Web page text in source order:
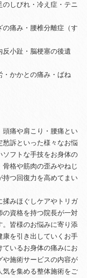
しびれ・冷え症・テニ
痛み・腰椎分離症（す
小趾・脳梗塞の後遺
かかとの痛み・ばね
痛や肩こり・腰痛とい
愁訴といった様々なお悩
フトな手技をお身体の
格や筋肉の歪みやねじ
つ回復力を高めてまい
揉みほぐしケアやトリガ
の資格を持つ院長が一対
皆様のお悩みに寄り添
康を引き出していくお手
いるお身体の痛みにお
施術サービスの内容が
気を集める整体施術をご